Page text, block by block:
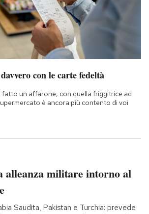
con le carte fedeltà
fatto un affarone, con quella friggitrice ad
è ancora più contento di voi
alleanza militare intorno al
Saudita, Pakistan e Turchia: prevede